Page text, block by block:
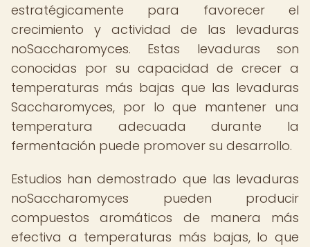
estratégicamente para favorecer el
crecimiento y actividad de las levaduras
noSaccharomyces. Estas levaduras son
conocidas por su capacidad de crecer a
temperaturas más bajas que las levaduras
Saccharomyces, por lo que mantener una
temperatura adecuada durante la
fermentación puede promover su desarrollo.
Estudios han demostrado que las levaduras
noSaccharomyces pueden producir
compuestos aromáticos de manera más
efectiva a temperaturas más bajas, lo que